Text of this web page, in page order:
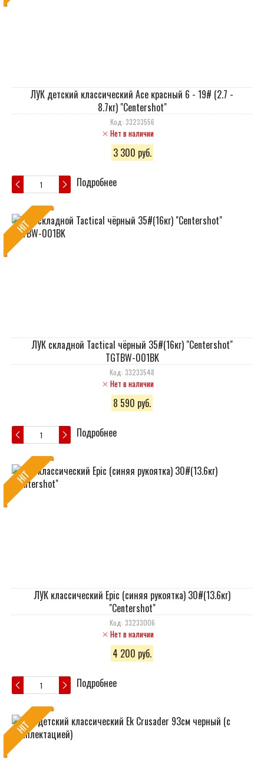
ЛУК детский классический Ace красный 6 - 19# (2.7 -
8.7кг) "Centershot"
Код: 33233556
Нет в наличии
3 300 руб.
Подробнее
HIT
ЛУК складной Tactical чёрный 35#(16кг) "Centershot"
TGTBW-001BK
Код: 33233548
Нет в наличии
8 590 руб.
Подробнее
HIT
ЛУК классический Epic (синяя рукоятка) 30#(13.6кг)
"Centershot"
Код: 33233006
Нет в наличии
4 200 руб.
Подробнее
HIT